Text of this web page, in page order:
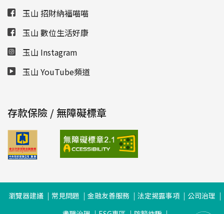
玉山 招財納福喵喵
玉山 數位生活好康
玉山 Instagram
玉山 YouTube頻道
存款保險 / 無障礙標章
瀏覽器建議 常見問題 金融友善服務 法定揭露事項
公司治理